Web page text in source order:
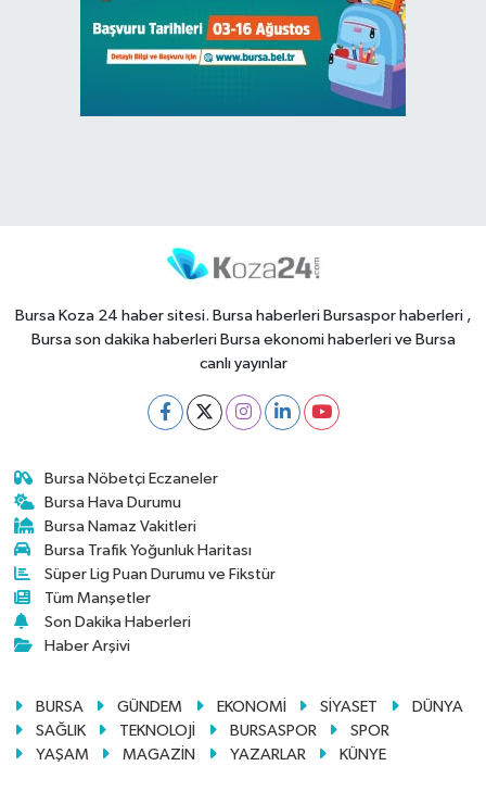
Bursa Koza 24 haber sitesi. Bursa haberleri Bursaspor haberleri ,
Bursa son dakika haberleri Bursa ekonomi haberleri ve Bursa
canlı yayınlar
Bursa Nöbetçi Eczaneler
Bursa Hava Durumu
Bursa Namaz Vakitleri
Bursa Trafik Yoğunluk Haritası
Süper Lig Puan Durumu ve Fikstür
Tüm Manşetler
Son Dakika Haberleri
Haber Arşivi
BURSA GÜNDEM EKONOMİ SİYASET
DÜNYA
SAĞLIK
TEKNOLOJİ BURSASPOR
SPOR
YAŞAM
MAGAZİN YAZARLAR KÜNYE